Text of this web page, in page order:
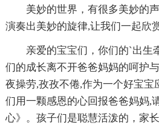
美妙的世界，有很多美妙的
演奏出美妙的旋律,让我们一起欣
亲爱的宝宝们，你们的`出生
们的成长离不开爸爸妈妈的呵护
夜操劳,孜孜不倦,作为一个好宝宝
们用一颗感恩的心回报爸爸妈妈,
心》。孩子们是聪慧活泼的，家